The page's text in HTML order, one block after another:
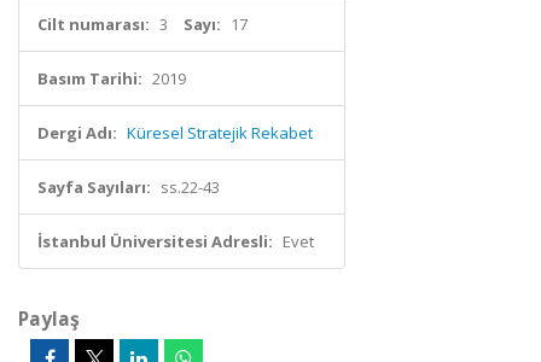
Cilt numarası: 3 Sayı: 17
Basım Tarihi: 2019
Dergi Adı: Küresel Stratejik Rekabet
Sayfa Sayıları: ss.22-43
İstanbul Üniversitesi Adresli: Evet
Paylaş